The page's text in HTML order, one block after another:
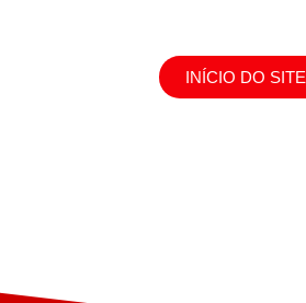
INÍCIO DO SITE